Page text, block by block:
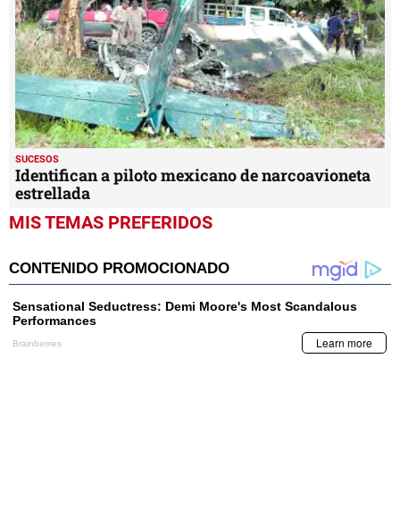
SUCESOS
Identifican a piloto mexicano de narcoavioneta
estrellada
MIS TEMAS PREFERIDOS